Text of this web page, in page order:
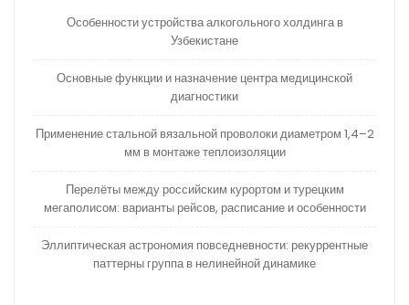
Особенности устройства алкогольного холдинга в
Узбекистане
Основные функции и назначение центра медицинской
диагностики
Применение стальной вязальной проволоки диаметром 1,4–2
мм в монтаже теплоизоляции
Перелёты между российским курортом и турецким
мегаполисом: варианты рейсов, расписание и особенности
Эллиптическая астрономия повседневности: рекуррентные
паттерны группа в нелинейной динамике